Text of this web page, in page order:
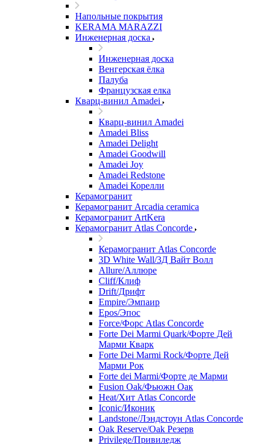
Напольные покрытия
KERAMA MARAZZI
Инженерная доска
Инженерная доска
Венгерская ёлка
Палуба
Французская елка
Кварц-винил Amadei
Кварц-винил Amadei
Amadei Bliss
Amadei Delight
Amadei Goodwill
Amadei Joy
Amadei Redstone
Amadei Корелли
Керамогранит
Керамогранит Arcadia ceramica
Керамогранит ArtKera
Керамогранит Atlas Concorde
Керамогранит Atlas Concorde
3D White Wall/3Д Вайт Волл
Allure/Аллюрe
Cliff/Клиф
Drift/Дрифт
Empire/Эмпаир
Epos/Эпос
Force/Фoрс Atlas Concorde
Forte Dei Marmi Quark/Форте Дей
Марми Кварк
Forte Dei Marmi Rock/Форте Дей
Марми Рок
Forte dei Marmi/Форте де Марми
Fusion Oak/Фьюжн Оак
Heat/Xит Atlas Concorde
Iconic/Иконик
Landstone/Лэндстоун Atlas Concorde
Oak Reserve/Оak Резepв
Privilege/Привиледж